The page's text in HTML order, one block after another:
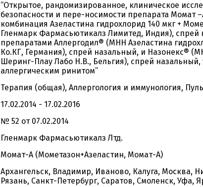
“Открытое, рандомизированное, клиническое
безопасности и пере-носимости препарата Момат
комбинация Азеластина гидрохлорид 140 мкг +
Гленмарк Фармасьютикалз Лимитед, Индия), спрей
препаратами Аллергодил® (МНН Азеластина
Ко.КГ, Германия), спрей назальный, и Назонекс®
Шеринг-Плау Лабо Н.В., Бельгия), спрей
аллергическим ринитом”
Терапия (общая), Аллергология и иммунология,
17.02.2014 - 17.02.2016
№ 52 от 07.02.2014
Гленмарк Фармасьютикалз Лтд.
Момат-А (Мометазон+Азеластин, Момат-А)
Архангельск, Владимир, Иваново, Калуга, Москва,
Рязань, Санкт-Петербург, Саратов, Смоленск, Уфа,